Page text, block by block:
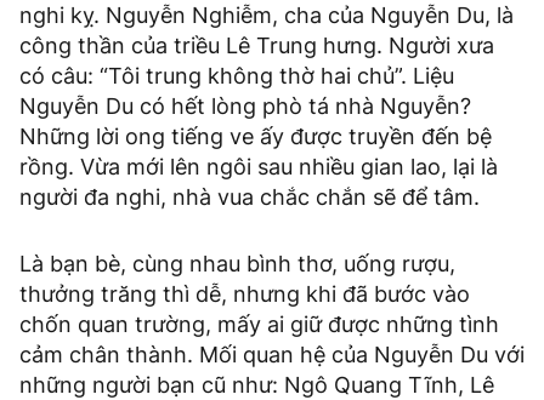
nghi kỵ. Nguyễn Nghiễm, cha của Nguyễn Du, là
công thần của triều Lê Trung hưng. Người xưa
có câu: “Tôi trung không thờ hai chủ”. Liệu
Nguyễn Du có hết lòng phò tá nhà Nguyễn?
Những lời ong tiếng ve ấy được truyền đến bệ
rồng. Vừa mới lên ngôi sau nhiều gian lao, lại là
người đa nghi, nhà vua chắc chắn sẽ để tâm.
Là bạn bè, cùng nhau bình thơ, uống rượu,
thưởng trăng thì dễ, nhưng khi đã bước vào
chốn quan trường, mấy ai giữ được những tình
cảm chân thành. Mối quan hệ của Nguyễn Du với
những người bạn cũ như: Ngô Quang Tĩnh, Lê